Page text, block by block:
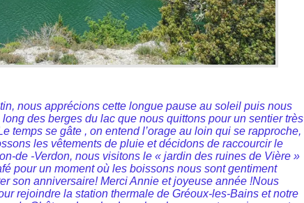
nous apprécions cette longue pause au soleil puis nous
des berges du lac que nous quittons pour un sentier très
temps se gâte , on entend l’orage au loin qui se rapproche,
les vêtements de pluie et décidons de raccourcir le
de -Verdon, nous visitons le « jardin des ruines de Vière »
pour un moment où les boissons nous sont gentiment
son anniversaire! Merci Annie et joyeuse année !Nous
rejoindre la station thermale de Gréoux-les-Bains et notre